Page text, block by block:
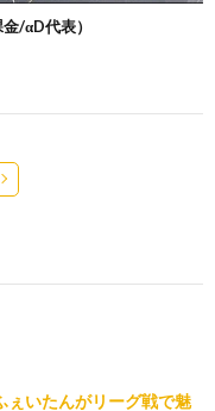
/αD代表）
ぇいたんがリーグ戦で魅